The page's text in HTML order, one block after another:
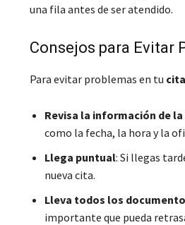
una fila antes de ser atendido.
Consejos para Evitar
Para evitar problemas en tu
Revisa la información de
como la fecha, la hora y la
Llega puntual: Si llegas
nueva cita.
Lleva todos los
importante que pueda